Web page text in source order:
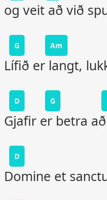
og veit að við
G Am
Lífið er langt,
D G
Gjafir er betra
D
Domine et